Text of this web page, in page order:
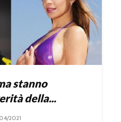
stanno
della...
2021